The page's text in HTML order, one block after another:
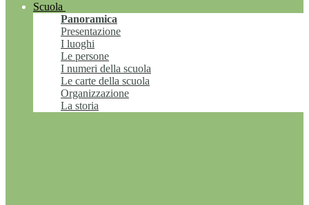
Scuola
Panoramica
Presentazione
I luoghi
Le persone
I numeri della scuola
Le carte della scuola
Organizzazione
La storia